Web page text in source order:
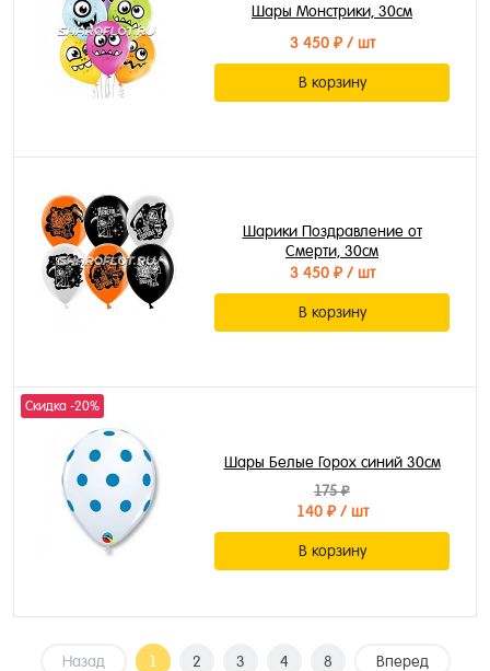
Шары Монстрики, 30см
3 450 ₽/ шт
В корзину
Шарики Поздравление от
Смерти, 30см
3 450 ₽/ шт
В корзину
Скидка -20%
Шары Белые Горох синий 30см
175 ₽
140 ₽/ шт
В корзину
Назад 1 2 3 4 8 Вперед